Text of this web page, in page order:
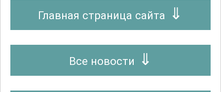
Главная страница сайта
Все новости